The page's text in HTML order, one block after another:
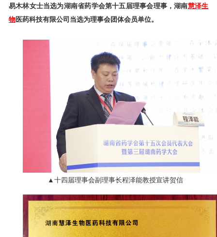
易木林女士当选为湖南省药学会第十五届理事会理事，湖南慧泽生
物医药科技有限公司当选为理事会团体会员单位。
▲十四届理事会副理事长程泽能教授宣讲贺信